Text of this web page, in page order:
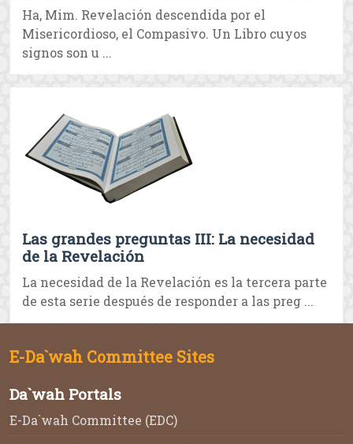
Ha, Mim. Revelación descendida por el
Misericordioso, el Compasivo. Un Libro cuyos
signos son u ...
Las grandes preguntas III: La necesidad
de la Revelación
La necesidad de la Revelación es la tercera parte
de esta serie después de responder a las preg ...
E-Da`wah Committee Sites
Da`wah Portals
E-Da`wah Committee (EDC)